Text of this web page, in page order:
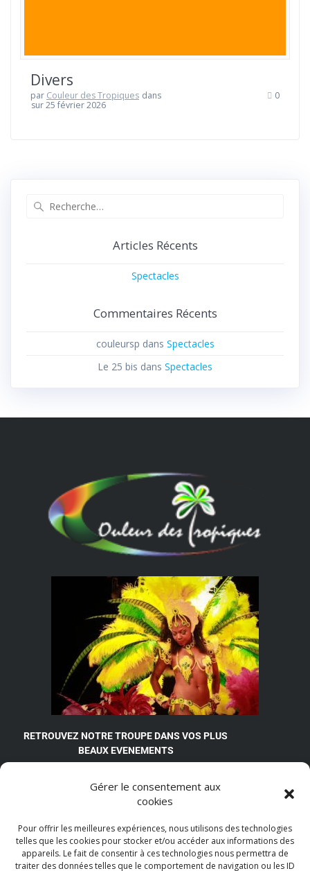
Gérer le consentement aux
cookies
Pour offrir les meilleures expériences, nous utilisons des technologies
telles que les cookies pour stocker et/ou accéder aux informations des
appareils. Le fait de consentir à ces technologies nous permettra de
traiter des données telles que le comportement de navigation ou les ID
Divers
par Couleur des Tropiques dans
sur 25 février 2026
0
Articles Récents
Spectacles
Commentaires Récents
couleursp dans Spectacles
Le 25 bis dans Spectacles
RETROUVEZ NOTRE TROUPE DANS VOS PLUS
BEAUX EVENEMENTS
11, avenue Lamartine
92600 Asnières-sur-Seine
contact spectacles scéniques :06 15 09 92 27
contact spectacles de rue : 06 22 73 12 03